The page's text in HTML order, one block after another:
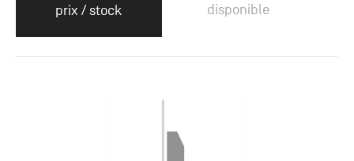
prix / stock
disponible